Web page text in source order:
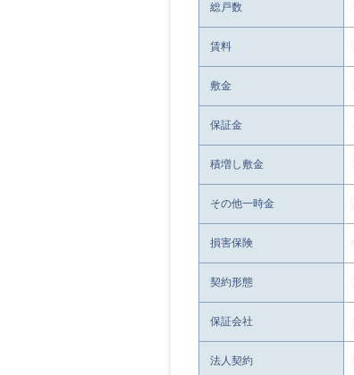
総戸数
賃料
敷金
保証金
積増し敷金
その他一時金
損害保険
契約形態
保証会社
法人契約